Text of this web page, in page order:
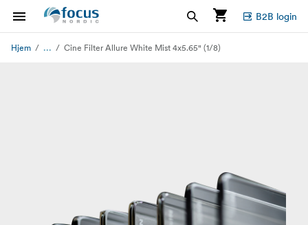
B2B login
Hjem ... Cine Filter Allure White Mist 4x5.65" (1/8)